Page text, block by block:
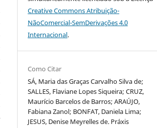
Creative Commons Atribuição-
NãoComercial-SemDerivações 4.0
Internacional.
Como Citar
SÁ, Maria das Graças Carvalho Silva de;
SALLES, Flaviane Lopes Siqueira; CRUZ,
Maurício Barcelos de Barros; ARAÚJO,
Fabiana Zanol; BONFAT, Daniela Lima;
JESUS, Denise Meyrelles de. Práxis